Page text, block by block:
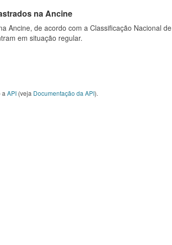
na Ancine
Ancine, de acordo com a Classificação Nacional de
em situação regular.
a API (veja Documentação da API).